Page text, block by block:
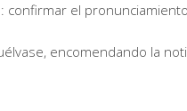
confirmar el
encomendando la